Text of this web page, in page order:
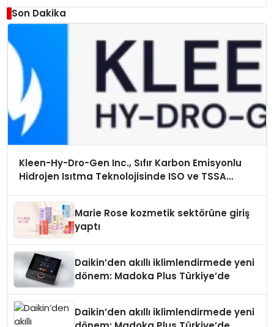
Son Dakika
Kleen-Hy-Dro-Gen Inc., Sıfır Karbon Emisyonlu
Hidrojen Isıtma Teknolojisinde ISO ve TSSA
Marie Rose kozmetik sektörüne giriş
yaptı
Daikin’den akıllı iklimlendirmede yeni
dönem: Madoka Plus Türkiye’de
Daikin’den akıllı iklimlendirmede yeni